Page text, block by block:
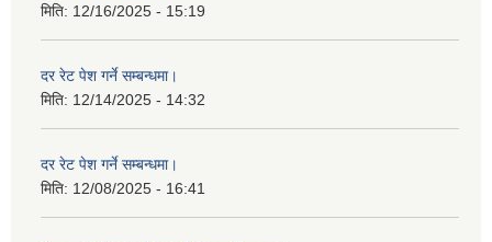
मिति: 12/16/2025 - 15:19
दर रेट पेश गर्ने सम्बन्धमा।
मिति: 12/14/2025 - 14:32
दर रेट पेश गर्ने सम्बन्धमा।
मिति: 12/08/2025 - 16:41